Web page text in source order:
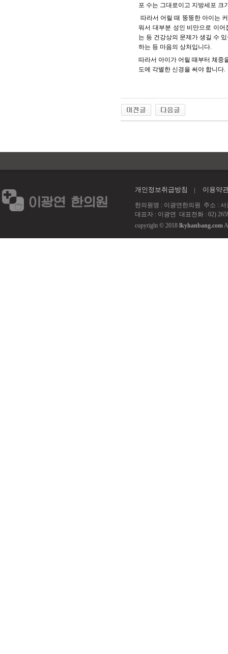
포 수는 그대로이고 지방세포 크
따라서 어릴 때 뚱뚱한 아이는
워서 대부분 성인 비만으로 이
는 등 건강상의 문제가 생길 수
하는 등 마음의 상처입니다.
따라서 아이가 어릴 때부터 체중
도에 각별한 신경을 써야 합니다.
개인정보취급방침 이용약
한의원명 : 이광연한의원 주소 : 서
대표자 : 이광연 대표전화 : 02)
copyright © 2018 lkyhanbang.com